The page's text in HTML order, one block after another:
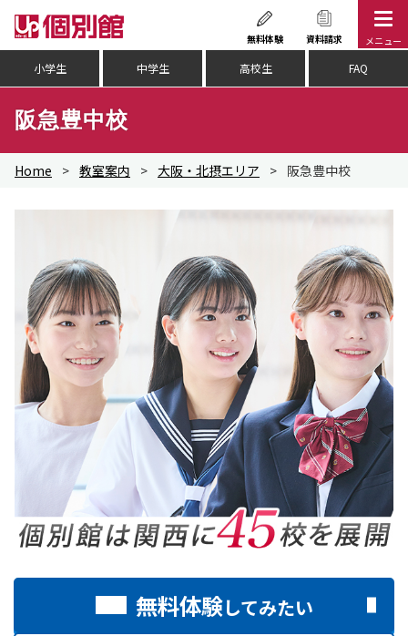
content
無料体験 資料請求 メニュー
小学生 中学生 高校生 FAQ
阪急豊中校
Home > 教室案内 > 大阪・北摂エリア > 阪急豊中校
無料体験してみたい